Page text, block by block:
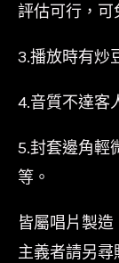
評估可行，可
3.播放時有炒
4.音質不達客
5.封套邊角輕
等。
皆屬唱片製
主義者請另尋